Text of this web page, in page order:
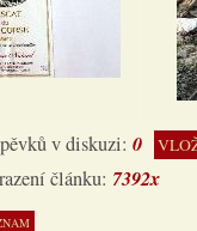
v diskuzi: 0
článku: 7392x